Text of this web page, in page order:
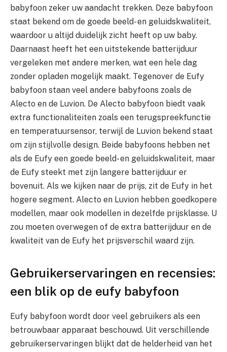
babyfoon zeker uw aandacht trekken. Deze babyfoon
staat bekend om de goede beeld- en geluidskwaliteit,
waardoor u altijd duidelijk zicht heeft op uw baby.
Daarnaast heeft het een uitstekende batterijduur
vergeleken met andere merken, wat een hele dag
zonder opladen mogelijk maakt. Tegenover de Eufy
babyfoon staan veel andere babyfoons zoals de
Alecto en de Luvion. De Alecto babyfoon biedt vaak
extra functionaliteiten zoals een terugspreekfunctie
en temperatuursensor, terwijl de Luvion bekend staat
om zijn stijlvolle design. Beide babyfoons hebben net
als de Eufy een goede beeld- en geluidskwaliteit, maar
de Eufy steekt met zijn langere batterijduur er
bovenuit. Als we kijken naar de prijs, zit de Eufy in het
hogere segment. Alecto en Luvion hebben goedkopere
modellen, maar ook modellen in dezelfde prijsklasse. U
zou moeten overwegen of de extra batterijduur en de
kwaliteit van de Eufy het prijsverschil waard zijn.
Gebruikerservaringen en recensies:
een blik op de eufy babyfoon
Eufy babyfoon wordt door veel gebruikers als een
betrouwbaar apparaat beschouwd. Uit verschillende
gebruikerservaringen blijkt dat de helderheid van het